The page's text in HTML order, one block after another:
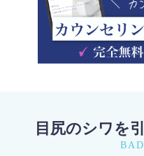
目尻のシワを